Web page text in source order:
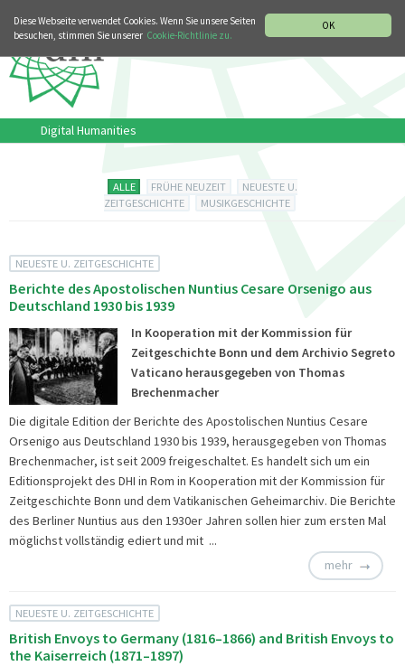
OK
Diese Webseite verwendet Cookies. Wenn Sie unsere Seiten
besuchen, stimmen Sie unserer Cookie-Richtlinie zu.
Digital Humanities
ALLE FRÜHE NEUZEIT
NEUESTE U.
ZEITGESCHICHTE
MUSIKGESCHICHTE
NEUESTE U. ZEITGESCHICHTE
Berichte des Apostolischen Nuntius Cesare Orsenigo aus
Deutschland 1930 bis 1939
In Kooperation mit der Kommission für
Zeitgeschichte Bonn und dem Archivio Segreto
Vaticano herausgegeben von Thomas
Brechenmacher
Die digitale Edition der Berichte des Apostolischen Nuntius Cesare
Orsenigo aus Deutschland 1930 bis 1939, herausgegeben von Thomas
Brechenmacher, ist seit 2009 freigeschaltet. Es handelt sich um ein
Editionsprojekt des DHI in Rom in Kooperation mit der Kommission für
Zeitgeschichte Bonn und dem Vatikanischen Geheimarchiv. Die Berichte
des Berliner Nuntius aus den 1930er Jahren sollen hier zum ersten Mal
möglichst vollständig ediert und mit ...
mehr
NEUESTE U. ZEITGESCHICHTE
British Envoys to Germany (1816–1866) and British Envoys to
the Kaiserreich (1871–1897)